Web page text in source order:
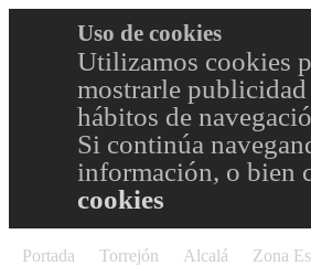
Uso de cookies
Utilizamos cookies
mostrarle publicidad
hábitos de
Si continúa
información, o bien
cookies
Portada Torrejón Alcalá Zona